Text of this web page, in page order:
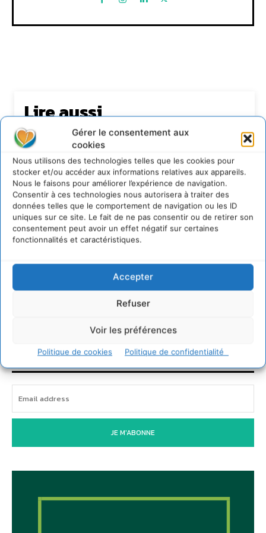
Gérer le consentement aux
cookies
Nous utilisons des technologies telles que les cookies pour
stocker et/ou accéder aux informations relatives aux appareils.
Nous le faisons pour améliorer l’expérience de navigation.
Consentir à ces technologies nous autorisera à traiter des
données telles que le comportement de navigation ou les ID
uniques sur ce site. Le fait de ne pas consentir ou de retirer son
consentement peut avoir un effet négatif sur certaines
fonctionnalités et caractéristiques.
Accepter
Refuser
Voir les préférences
Politique de cookies Politique de confidentialité
Lire aussi
Transformer les territoires par le dialogue et la
coopération avec un Commun
d’Accompagnement des Transitions
7 août 2026
Soutenir un pastoralisme durable en faveur de
socio-écosystèmes résilients
S’inspirer de l’arbre pour un modèle
économique régénératif du vivant …
IPBES : le « GIEC de la biodiversité » appelle les
entreprises à devenir des alliées du vivant
Newsletter
JE M'ABONNE